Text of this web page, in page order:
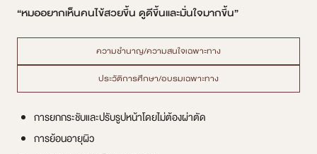
“หมออยากเห็นคนไข้สวยขึ้น ดูดีขึ้นและมั่นใจมากขึ้น”
ความชำนาญ/ความสนใจเฉพาะทาง
ประวัติการศึกษา/อบรมเฉพาะทาง
การยกกระชับและปรับรูปหน้าโดยไม่ต้องผ่าตัด
การย้อนอายุผิว